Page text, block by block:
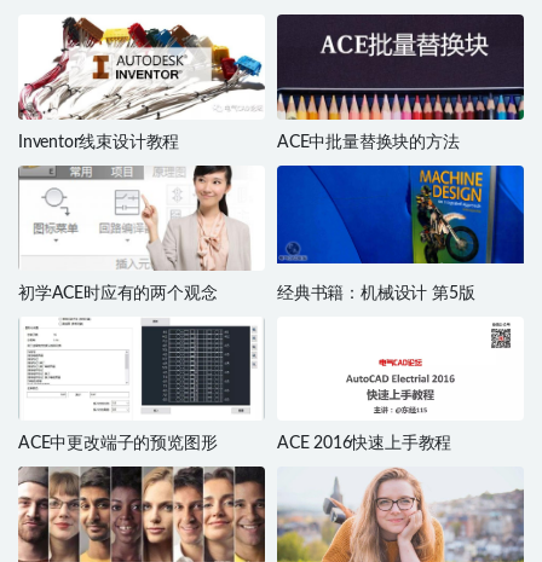
Inventor线束设计教程 ACE中批量替换块的方法
初学ACE时应有的两个观念 经典书籍：机械设计 第5版
ACE中更改端子的预览图形 ACE 2016快速上手教程